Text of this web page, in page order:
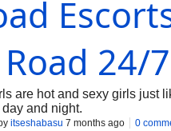
24/7
are hot and sexy girls just
and night.
itseshabasu 7 months ago 0